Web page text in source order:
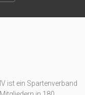
ist ein Spartenverband